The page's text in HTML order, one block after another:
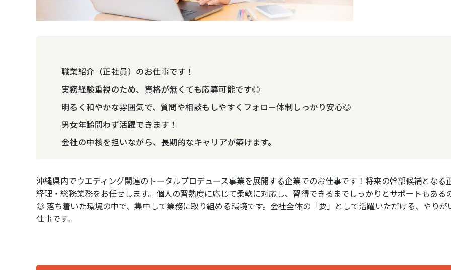
職業紹介（正社員）のお仕事です！
実務経験重視のため、資格が無くても応募可能です◎
明るく和やかな雰囲気で、質問や相談もしやすくフォロー体制しっかり安心◎
男女年齢問わず活躍できます！
会社の中核を担いながら、長期的なキャリアが築けます。
沖縄県内でウエディング関連のトータルプロデュース事業を展開する企業でのお仕事です！将来の幹部候補となる
経理・総務業務をお任せします。個人の習熟度に応じて柔軟に対応し、習得できるまでしっかりとサポートもある
◎ 落ち着いた環境の中で、集中して業務に取り組める環境です。会社全体の「要」として活躍いただける、やりが
仕事です。